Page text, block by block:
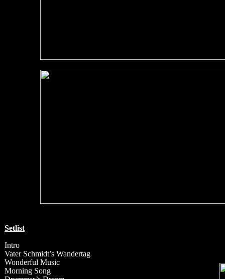
Setlist
Intro
Vater Schmidt’s Wandertag
Wonderful Music
Morning Song